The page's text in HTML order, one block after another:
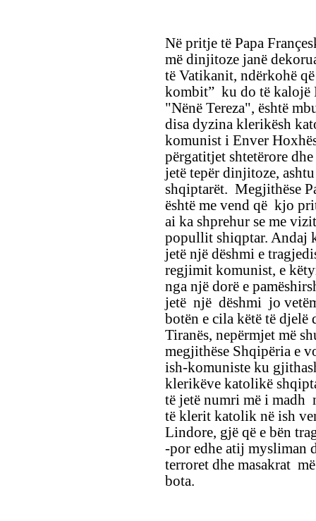
Në pritje të Papa
më dinjitoze janë
të Vatikanit, ndërkohë
kombit” ku do të kalojë
"Nënë Tereza", është
disa dyzina klerikësh
komunist i Enver
përgatitjet shtetërore
jetë tepër dinjitoze,
shqiptarët. Megjithëse
është me vend që kjo
ai ka shprehur se me
popullit shiqptar. Andaj
jetë një dëshmi e
regjimit komunist, e
nga një dorë e
jetë një dëshmi jo
botën e cila këtë të djelë
Tiranës, nepërmjet më
megjithëse Shqipëria e
ish-komuniste ku
klerikëve katolikë
të jetë numri më i madh
të klerit katolik në ish
Lindore, gjë që e bën
-por edhe atij mysliman
terroret dhe masakrat
bota.